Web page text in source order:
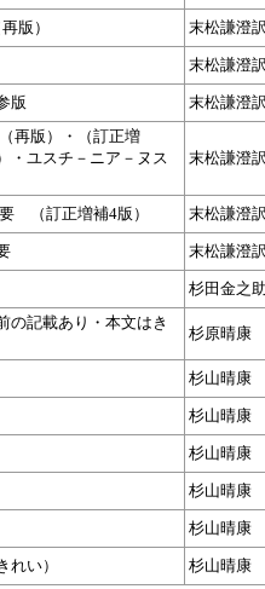
版） 末松謙澄
末松謙澄
版
末松謙澄
再版）・（訂正増
ユスチ－ニア－ヌス
末松謙澄
（訂正増補4版） 末松謙澄
末松謙澄
杉田金之
の記載あり・本文はき
杉原晴康
杉山晴康
杉山晴康
杉山晴康
杉山晴康
杉山晴康
い） 杉山晴康